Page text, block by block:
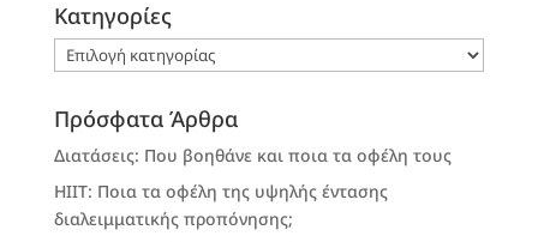
Kατηγορίες
Kατηγορίες
Πρόσφατα Άρθρα
Διατάσεις: Που βοηθάνε και ποια τα οφέλη τους
HIIT: Ποια τα οφέλη της υψηλής έντασης
διαλειμματικής προπόνησης;